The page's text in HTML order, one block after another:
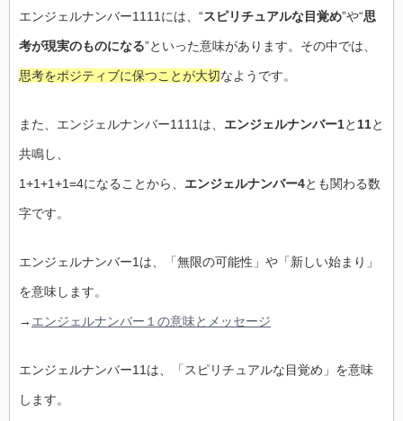
エンジェルナンバー1111には、“スピリチュアルな目覚め”や“思
考が現実のものになる”といった意味があります。その中では、
思考をポジティブに保つことが大切なようです。
また、エンジェルナンバー1111は、 エンジェルナンバー1と11と
共鳴し、
1+1+1+1=4になることから、 エンジェルナンバー4とも関わる数
字です。
エンジェルナンバー1は、「無限の可能性」や「新しい始まり」
を意味します。
→ エンジェルナンバー１の意味とメッセージ
エンジェルナンバー11は、「スピリチュアルな目覚め」を意味
します。